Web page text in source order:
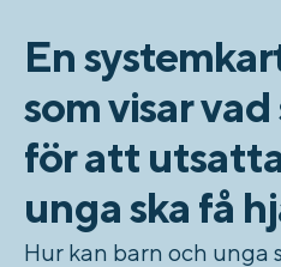
En
som visar
för att
unga ska få
Hur kan barn och unga